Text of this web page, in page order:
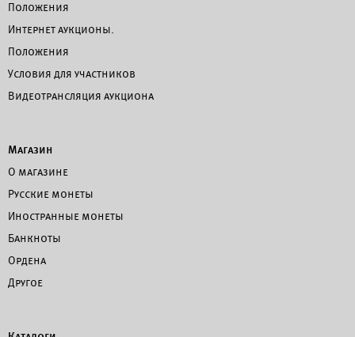
Положения
Интернет аукционы.
Положения
Условия для участников
Видеотрансляция аукциона
Магазин
О магазине
Русские монеты
Иностранные монеты
Банкноты
Ордена
Другое